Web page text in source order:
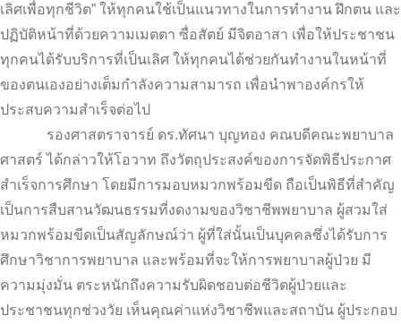
เลิศเพื่อทุกชีวิต” ให้ทุกคนใช้เป็นแนวทางในการทำงาน ฝึกตน และ
ปฏิบัติหน้าที่ด้วยความเมตตา ซื่อสัตย์ มีจิตอาสา เพื่อให้ประชาชน
ทุกคนได้รับบริการที่เป็นเลิศ ให้ทุกคนได้ช่วยกันทำงานในหน้าที่
ของตนเองอย่างเต็มกำลังความสามารถ เพื่อนำพาองค์กรให้
ประสบความสำเร็จต่อไป
รองศาสตราจารย์ ดร.ทัศนา บุญทอง คณบดีคณะพยาบาล
ศาสตร์ ได้กล่าวให้โอวาท ถึงวัตถุประสงค์ของการจัดพิธีประกาศ
สำเร็จการศึกษา โดยมีการมอบหมวกพร้อมขีด ถือเป็นพิธีที่สำคัญ
เป็นการสืบสานวัฒนธรรมที่งดงามของวิชาชีพพยาบาล ผู้สวมใส่
หมวกพร้อมขีดเป็นสัญลักษณ์ว่า ผู้ที่ใส่นั้นเป็นบุคคลซึ่งได้รับการ
ศึกษาวิชาการพยาบาล และพร้อมที่จะให้การพยาบาลผู้ป่วย มี
ความมุ่งมั่น ตระหนักถึงความรับผิดชอบต่อชีวิตผู้ป่วยและ
ประชาชนทุกช่วงวัย เห็นคุณค่าแห่งวิชาชีพและสถาบัน ผู้ประกอบ